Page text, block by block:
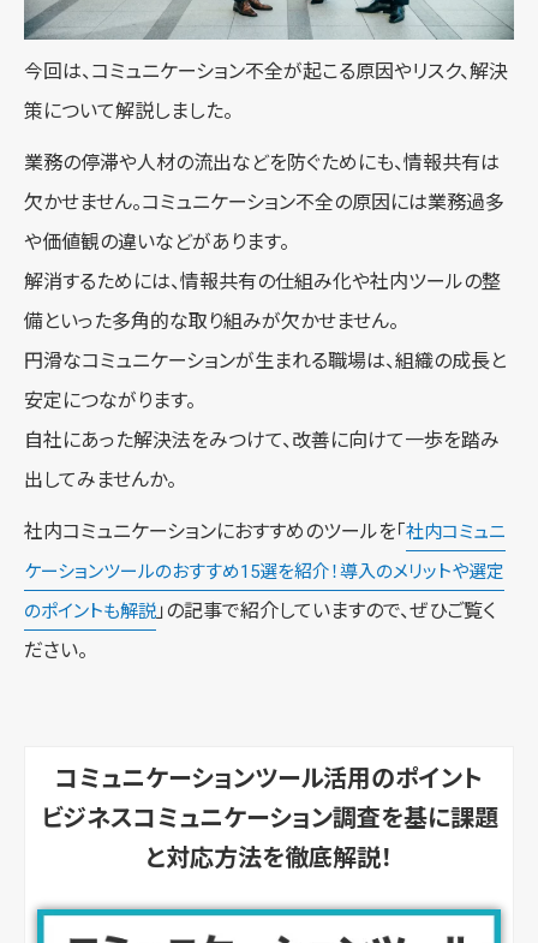
今回は、コミュニケーション不全が起こる原因やリスク、解決
策について解説しました。
業務の停滞や人材の流出などを防ぐためにも、情報共有は
欠かせません。コミュニケーション不全の原因には業務過多
や価値観の違いなどがあります。
解消するためには、情報共有の仕組み化や社内ツールの整
備といった多角的な取り組みが欠かせません。
円滑なコミュニケーションが生まれる職場は、組織の成長と
安定につながります。
自社にあった解決法をみつけて、改善に向けて一歩を踏み
出してみませんか。
社内コミュニケーションにおすすめのツールを「社内コミュニ
ケーションツールのおすすめ15選を紹介！導入のメリットや選定
のポイントも解説 」の記事で紹介していますので、ぜひご覧く
ださい。
コミュニケーションツール活用のポイント
ビジネスコミュニケーション調査を基に課題
と対応方法を徹底解説！